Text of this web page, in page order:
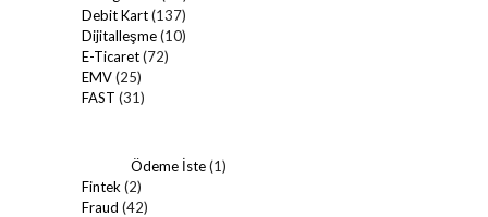
Debit Kart(137)
Dijitalleşme(10)
E-Ticaret(72)
EMV(25)
FAST (31)
Ödeme İste(1)
Fintek (2)
Fraud (42)